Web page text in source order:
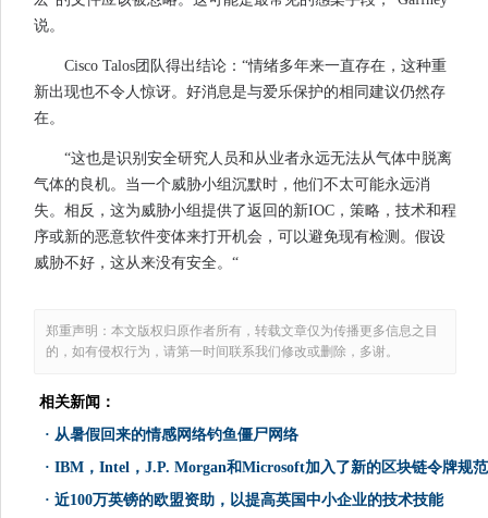
说。
Cisco Talos团队得出结论：“情绪多年来一直存在，这种重
新出现也不令人惊讶。好消息是与爱乐保护的相同建议仍然存
在。
“这也是识别安全研究人员和从业者永远无法从气体中脱离
气体的良机。当一个威胁小组沉默时，他们不太可能永远消
失。相反，这为威胁小组提供了返回的新IOC，策略，技术和程
序或新的恶意软件变体来打开机会，可以避免现有检测。假设
威胁不好，这从来没有安全。“
郑重声明：本文版权归原作者所有，转载文章仅为传播更多信息之目
的，如有侵权行为，请第一时间联系我们修改或删除，多谢。
相关新闻：
· 从暑假回来的情感网络钓鱼僵尸网络
· IBM，Intel，J.P. Morgan和Microsoft加入了新的区块链令牌规范
· 近100万英镑的欧盟资助，以提高英国中小企业的技术技能